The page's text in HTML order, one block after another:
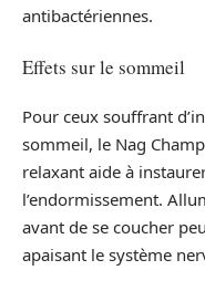
antibactériennes.
Effets sur le sommeil
Pour ceux souffrant
sommeil, le Nag
relaxant aide à
l’endormissement.
avant de se coucher
apaisant le système